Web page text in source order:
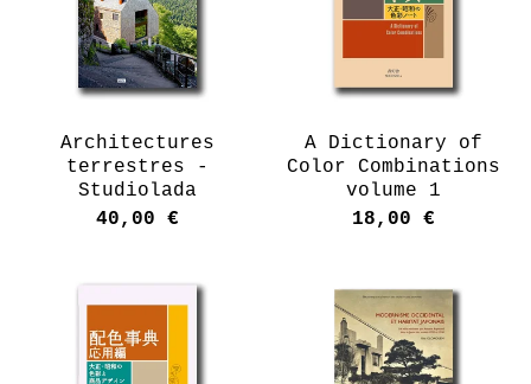
Architectures
terrestres -
Studiolada
40,00 €
A Dictionary of
Color Combinations
volume 1
18,00 €